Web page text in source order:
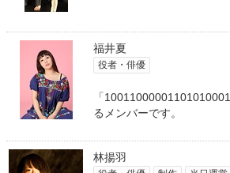
福井夏
役者・俳優
「
るメンバーです。
林揚羽